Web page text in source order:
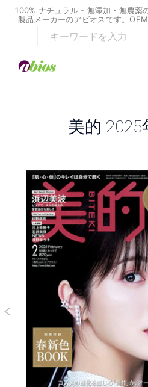
100% ナチュラル - 無添加・無農薬
製品メーカーのアビオスです。
美的 2025